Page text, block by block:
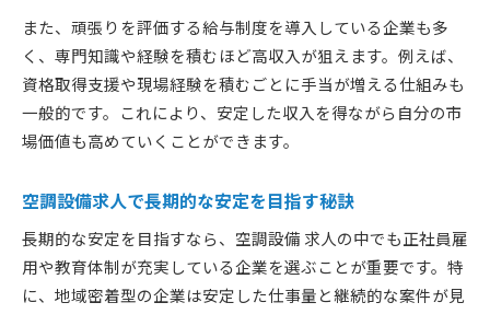
また、頑張りを評価する給与制度を導入している企業も多
く、専門知識や経験を積むほど高収入が狙えます。例えば、
資格取得支援や現場経験を積むごとに手当が増える仕組みも
一般的です。これにより、安定した収入を得ながら自分の市
場価値も高めていくことができます。
空調設備求人で長期的な安定を目指す秘訣
長期的な安定を目指すなら、空調設備 求人の中でも正社員雇
用や教育体制が充実している企業を選ぶことが重要です。特
に、地域密着型の企業は安定した仕事量と継続的な案件が見